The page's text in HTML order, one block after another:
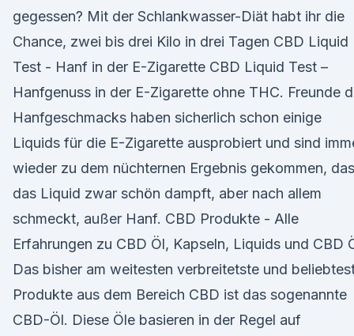
gegessen? Mit der Schlankwasser-Diät habt ihr die
Chance, zwei bis drei Kilo in drei Tagen CBD Liquid
Test - Hanf in der E-Zigarette CBD Liquid Test –
Hanfgenuss in der E-Zigarette ohne THC. Freunde
Hanfgeschmacks haben sicherlich schon einige
Liquids für die E-Zigarette ausprobiert und sind
wieder zu dem nüchternen Ergebnis gekommen,
das Liquid zwar schön dampft, aber nach allem
schmeckt, außer Hanf. CBD Produkte - Alle
Erfahrungen zu CBD Öl, Kapseln, Liquids und CBD
Das bisher am weitesten verbreitetste und
Produkte aus dem Bereich CBD ist das sogenannte
CBD-Öl. Diese Öle basieren in der Regel auf